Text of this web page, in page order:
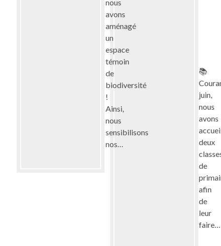
nous
avons
aménagé
un
espace
témoin
de
biodiversité
!
Ainsi,
nous
sensibilisons
nos…
📚
juin,
nous
avons
deux
de
afin
de
leur
faire…